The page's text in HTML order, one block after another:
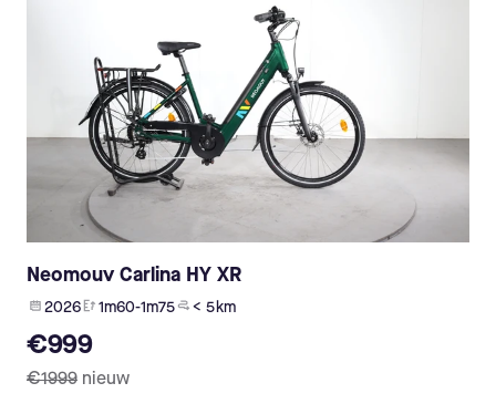
Neomouv Carlina HY XR
2026 1m60-1m75 < 5 km
€999
€1999 nieuw